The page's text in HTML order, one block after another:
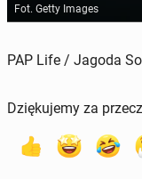
Fot. Getty Images
PAP Life / Jagoda
Dziękujemy za